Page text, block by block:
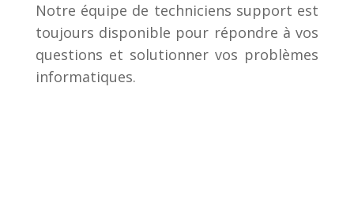
Notre équipe de techniciens support est
toujours disponible pour répondre à vos
questions et solutionner vos problèmes
informatiques.